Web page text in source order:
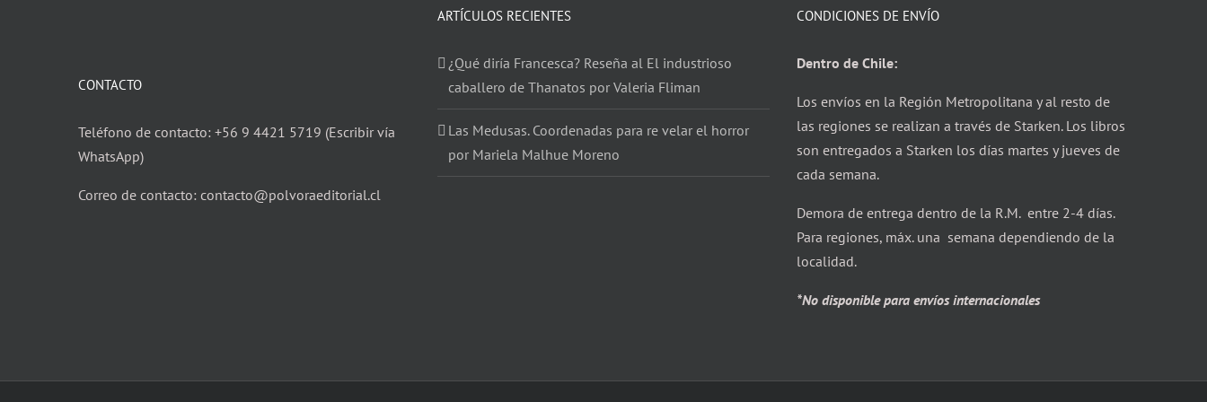
CONTACTO
Teléfono de contacto: +56 9 4421 5719 (Escribir vía
WhatsApp)
Correo de contacto: contacto@polvoraeditorial.cl
ARTÍCULOS RECIENTES
¿Qué diría Francesca? Reseña al El industrioso
caballero de Thanatos por Valeria Fliman
Las Medusas. Coordenadas para re velar el horror
por Mariela Malhue Moreno
CONDICIONES DE ENVÍO
Dentro de Chile:
Los envíos en la Región Metropolitana y al resto de
las regiones se realizan a través de Starken. Los libros
son entregados a Starken los días martes y jueves de
cada semana.
Demora de entrega dentro de la R.M. entre 2-4 días.
Para regiones, máx. una semana dependiendo de la
localidad.
*No disponible para envíos internacionales